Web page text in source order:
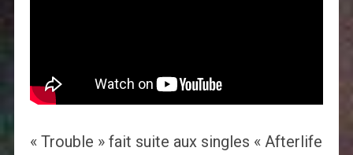
« Trouble » fait suite aux singles « Afterlife